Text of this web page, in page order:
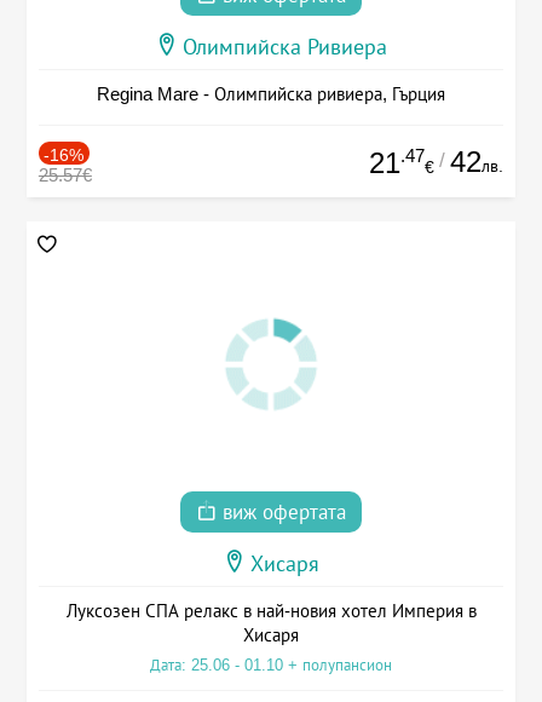
Олимпийска Ривиера
Regina Mare - Олимпийска ривиера, Гърция
-16%
25.57€ 21.47
€ / 42лв.
виж офертата
Хисаря
Луксозен СПА релакс в най-новия хотел Империя в
Хисаря
Дата: 25.06 - 01.10 + полупансион